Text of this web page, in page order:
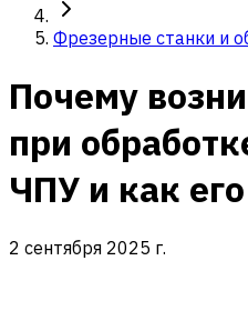
Фрезерные станки и
Почему
при
ЧПУ и как
2 сентября 2025 г.